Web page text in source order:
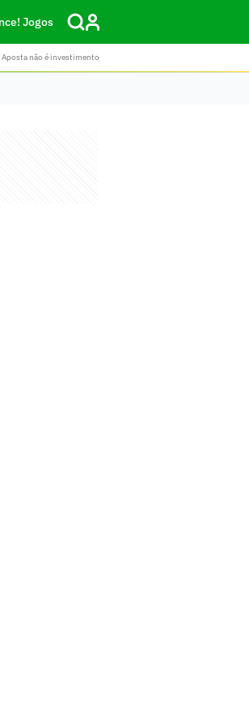
Jogos
não é investimento